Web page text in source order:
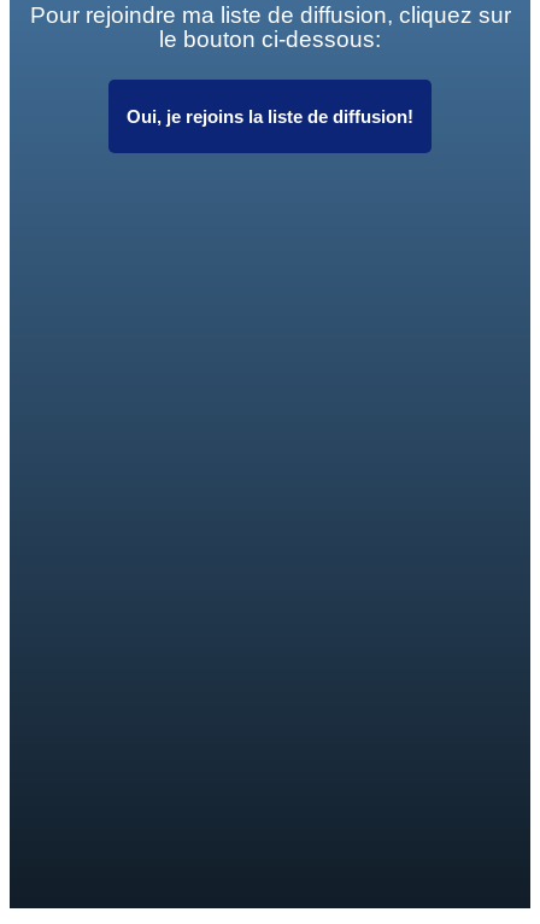
Pour rejoindre ma liste de diffusion, cliquez sur
le bouton ci-dessous:
Oui, je rejoins la liste de diffusion!